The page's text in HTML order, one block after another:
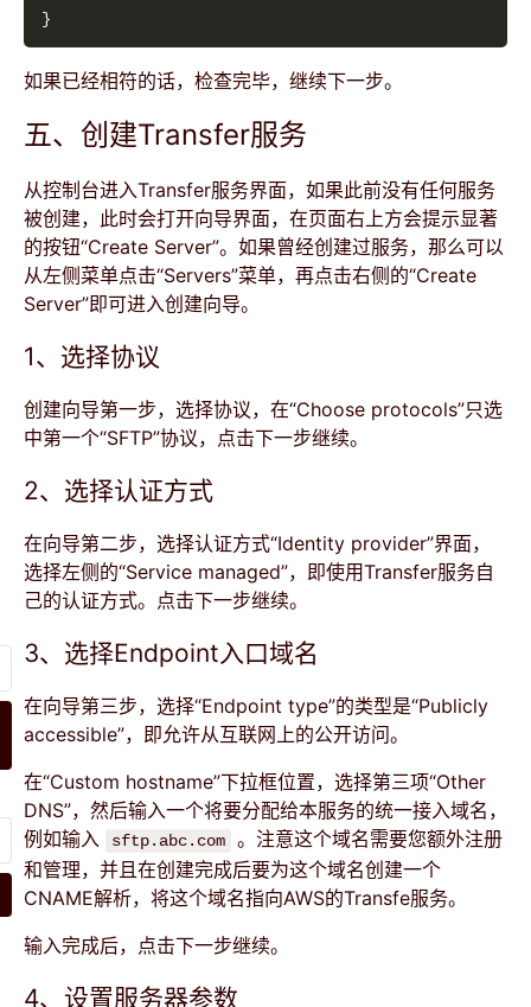
如果已经相符的话，检查完毕，继续下一步。
五、创建Transfer服务
从控制台进入Transfer服务界面，如果此前没有任何服务
被创建，此时会打开向导界面，在页面右上方会提示显著
的按钮“Create Server”。如果曾经创建过服务，那么可以
从左侧菜单点击“Servers”菜单，再点击右侧的“Create
Server”即可进入创建向导。
1、选择协议
创建向导第一步，选择协议，在“Choose protocols”只选
中第一个“SFTP”协议，点击下一步继续。
2、选择认证方式
在向导第二步，选择认证方式“Identity provider”界面，
选择左侧的“Service managed”，即使用Transfer服务自
己的认证方式。点击下一步继续。
3、选择Endpoint入口域名
在向导第三步，选择“Endpoint type”的类型是“Publicly
accessible”，即允许从互联网上的公开访问。
在“Custom hostname”下拉框位置，选择第三项“Other
DNS”，然后输入一个将要分配给本服务的统一接入域名，
例如输入
sftp.abc.com
。注意这个域名需要您额外注册
和管理，并且在创建完成后要为这个域名创建一个
CNAME解析，将这个域名指向AWS的Transfe服务。
输入完成后，点击下一步继续。
4、设置服务器参数